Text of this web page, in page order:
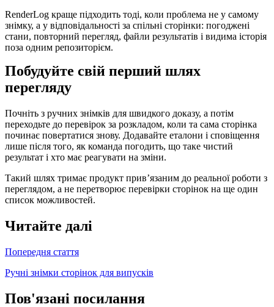
RenderLog краще підходить тоді, коли проблема не у самому
знімку, а у відповідальності за спільні сторінки: погоджені
стани, повторний перегляд, файли результатів і видима історія
поза одним репозиторієм.
Побудуйте свій перший шлях
перегляду
Почніть з ручних знімків для швидкого доказу, а потім
переходьте до перевірок за розкладом, коли та сама сторінка
починає повертатися знову. Додавайте еталони і сповіщення
лише після того, як команда погодить, що таке чистий
результат і хто має реагувати на зміни.
Такий шлях тримає продукт привʼязаним до реальної роботи з
переглядом, а не перетворює перевірки сторінок на ще один
список можливостей.
Читайте далі
Попередня стаття
Ручні знімки сторінок для випусків
Пов'язані посилання